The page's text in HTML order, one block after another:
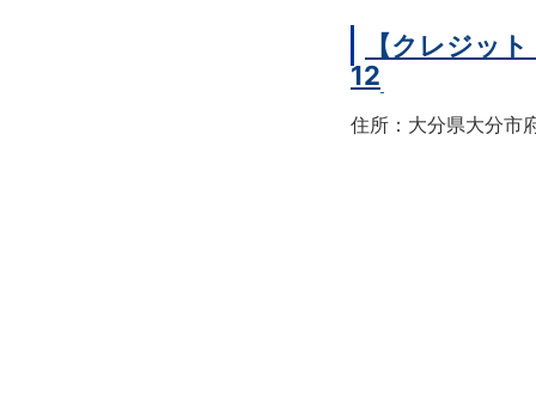
【クレジッ
12
住所：大分県大分市